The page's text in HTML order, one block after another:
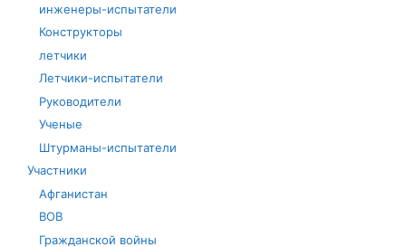
инженеры-испытатели
Конструкторы
летчики
Летчики-испытатели
Руководители
Ученые
Штурманы-испытатели
Участники
Афганистан
ВОВ
Гражданской войны